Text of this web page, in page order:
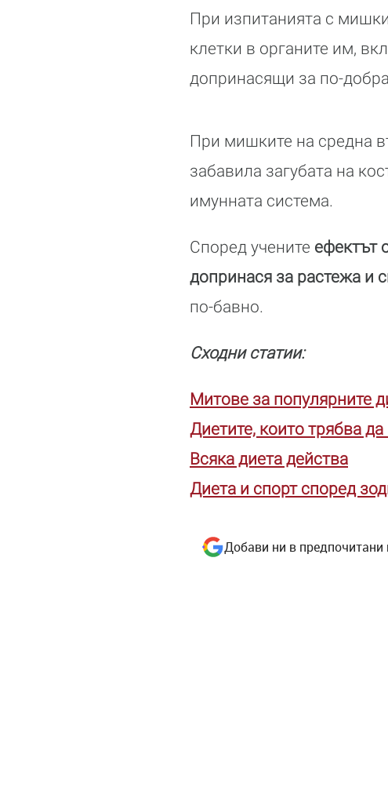
При изпитанията с
клетки в органите им,
допринасящи за по-
При мишките на средна
забавила загубата на
имунната система.
Според учените ефектът
допринася за растежа и
по-бавно.
Сходни статии:
Митове за популярните
Диетите, които трябва да
Всяка диета действа
Диета и спорт според
Добави ни в предпочитани